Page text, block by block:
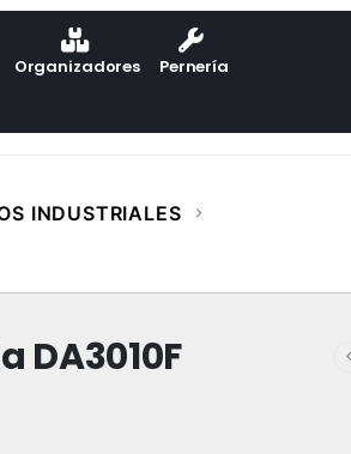
Organizadores Pernería
INDUSTRIALES
DA3010F